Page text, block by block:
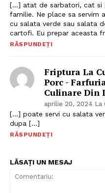
[…] atat de sarbatori, cat si
familie. Ne place sa servim
cu salata verde sau salata
cartofi. Eu prepar aceasta
RĂSPUNDEȚI
Friptura La
Porc -
Culinare Din
aprilie 20, 2024 La
[…] poate servi cu salata
dupa […]
RĂSPUNDEȚI
LĂSAȚI UN MESAJ